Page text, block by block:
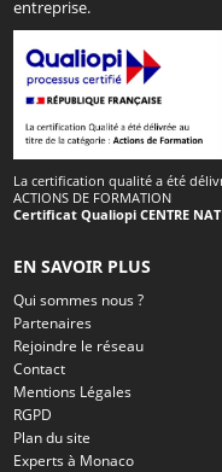
entreprise.
La certification qualité a été
ACTIONS DE FORMATION
Certificat Qualiopi CENTRE
EN SAVOIR PLUS
Qui sommes nous ?
Partenaires
Rejoindre le réseau
Contact
Mentions Légales
RGPD
Plan du site
Experts à Monaco